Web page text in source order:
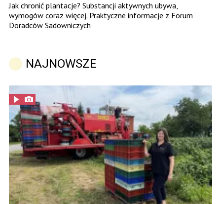
Jak chronić plantacje? Substancji aktywnych ubywa,
wymogów coraz więcej. Praktyczne informacje z Forum
Doradców Sadowniczych
NAJNOWSZE